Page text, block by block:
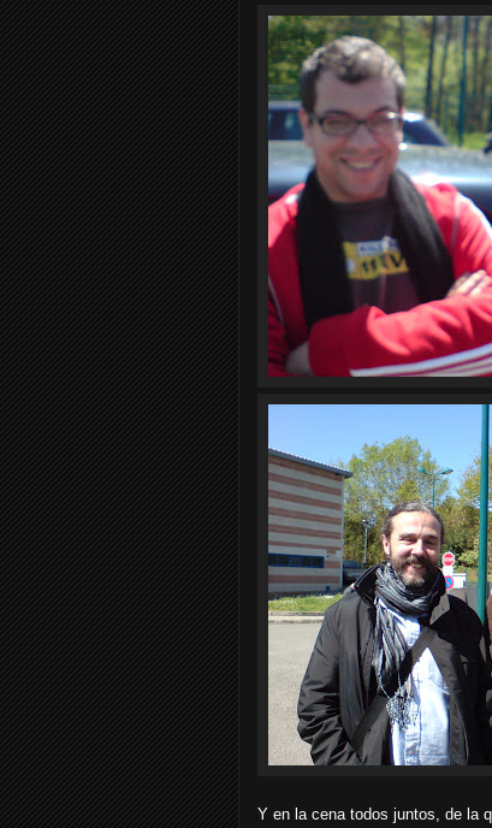
Y en la cena todos juntos, de la